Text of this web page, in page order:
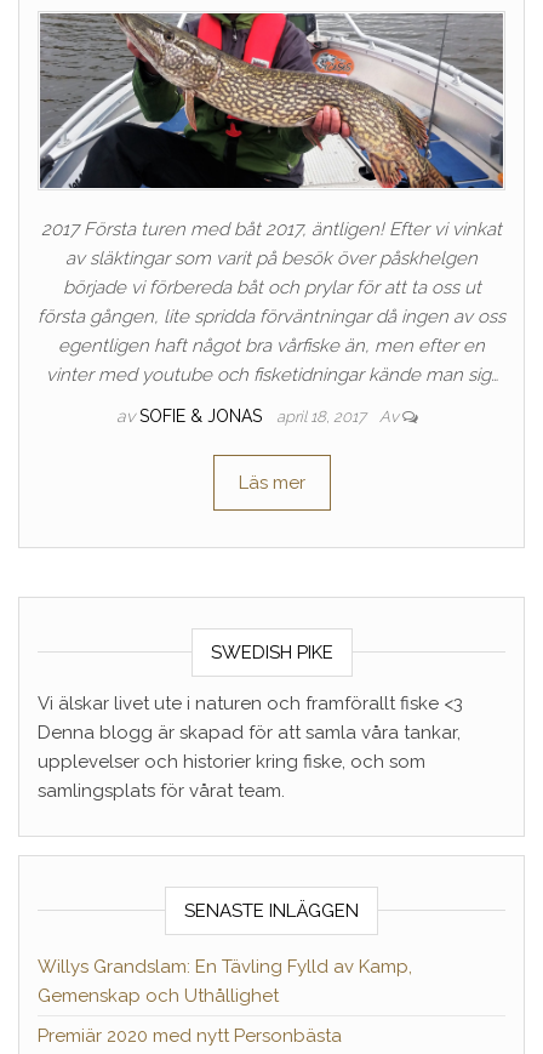
2017 Första turen med båt 2017, äntligen! Efter vi vinkat
av släktingar som varit på besök över påskhelgen
började vi förbereda båt och prylar för att ta oss ut
första gången, lite spridda förväntningar då ingen av oss
egentligen haft något bra vårfiske än, men efter en
vinter med youtube och fisketidningar kände man sig…
av SOFIE & JONAS april 18, 2017 Av
Läs mer
SWEDISH PIKE
Vi älskar livet ute i naturen och framförallt fiske <3
Denna blogg är skapad för att samla våra tankar,
upplevelser och historier kring fiske, och som
samlingsplats för vårat team.
SENASTE INLÄGGEN
Willys Grandslam: En Tävling Fylld av Kamp,
Gemenskap och Uthållighet
Premiär 2020 med nytt Personbästa